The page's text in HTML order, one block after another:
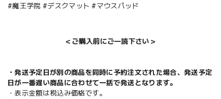
#魔王学院 #デスクマット #マウスパッド
＜ご購入前にご一読下さい＞
・発送予定日が別の商品を同時に予約注文された場合、発送予定
日が一番遅い商品に合わせて一括で発送となります。
・表示金額は税込み価格です。